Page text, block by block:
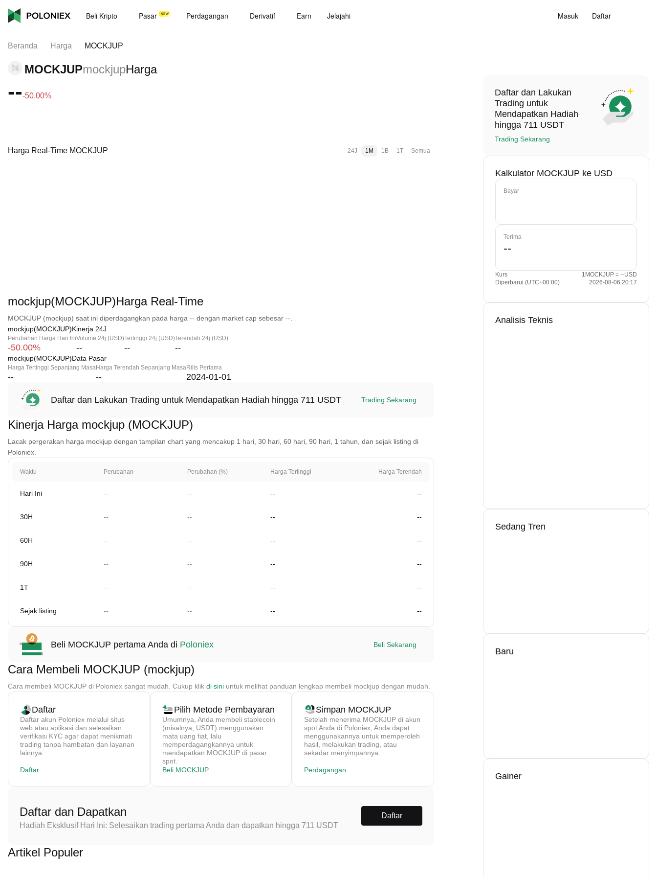
Beli Kripto Pasar Perdagangan Derivatif Earn Jelajahi Masuk Daftar
Beranda Harga MOCKJUP
MOCKJUPmockjupHarga
---50.00%
Harga Real-Time MOCKJUP 24J 1M 1B 1T Semua
mockjup(MOCKJUP)Harga Real-Time
MOCKJUP (mockjup) saat ini diperdagangkan pada harga -- dengan market cap sebesar --.
mockjup(MOCKJUP)Kinerja 24J
Perubahan Harga Hari Ini
-50.00%
Volume 24j (USD)
--
Tertinggi 24j (USD)
--
Terendah 24j (USD)
--
mockjup(MOCKJUP)Data Pasar
Harga Tertinggi Sepanjang Masa
--
Harga Terendah Sepanjang Masa
--
Rilis Pertama
2024-01-01
Daftar dan Lakukan Trading untuk Mendapatkan Hadiah hingga 711 USDT Trading Sekarang
Kinerja Harga mockjup (MOCKJUP)
Lacak pergerakan harga mockjup dengan tampilan chart yang mencakup 1 hari, 30 hari, 60 hari, 90 hari, 1 tahun, dan sejak listing di
Poloniex.
Waktu Perubahan Perubahan (%) Harga Tertinggi Harga Terendah
Hari Ini -- -- -- --
30H -- -- -- --
60H -- -- -- --
90H -- -- -- --
1T -- -- -- --
Sejak listing -- -- -- --
Beli MOCKJUP pertama Anda di Poloniex Beli Sekarang
Cara Membeli MOCKJUP (mockjup)
Cara membeli MOCKJUP di Poloniex sangat mudah. Cukup klik di sini untuk melihat panduan lengkap membeli mockjup dengan mudah.
Daftar
Daftar akun Poloniex melalui situs
web atau aplikasi dan selesaikan
verifikasi KYC agar dapat menikmati
trading tanpa hambatan dan layanan
lainnya.
Daftar
Pilih Metode Pembayaran
Umumnya, Anda membeli stablecoin
(misalnya, USDT) menggunakan
mata uang fiat, lalu
memperdagangkannya untuk
mendapatkan MOCKJUP di pasar
spot.
Beli MOCKJUP
Simpan MOCKJUP
Setelah menerima MOCKJUP di akun
spot Anda di Poloniex, Anda dapat
menggunakannya untuk memperoleh
hasil, melakukan trading, atau
sekadar menyimpannya.
Perdagangan
Daftar dan Dapatkan
Hadiah Eksklusif Hari Ini: Selesaikan trading pertama Anda dan dapatkan hingga 711 USDT
Daftar
Artikel Populer
Daftar dan Lakukan
Trading untuk
Mendapatkan Hadiah
hingga 711 USDT
Trading Sekarang
Kalkulator MOCKJUP ke USD
Bayar
Terima
Kurs
1MOCKJUP = --USD
Diperbarui (UTC+00:00)
2026-08-06 20:17
Analisis Teknis
Sedang Tren
Baru
Gainer